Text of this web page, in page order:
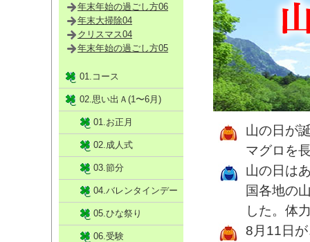
山の日が
マグロを
山の日は
国各地の
した。体
8月11日
年末年始の過ごし方06
年末大掃除04
クリスマス04
年末年始の過ごし方05
01.コース
02.思い出Ａ(1〜6月)
01.お正月
02.成人式
03.節分
04.バレンタインデー
05.ひな祭り
06.受験